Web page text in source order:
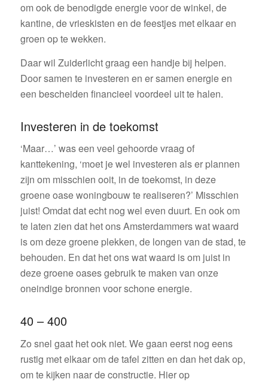
om ook de benodigde energie voor de winkel, de
kantine, de vrieskisten en de feestjes met elkaar en
groen op te wekken.
Daar wil Zuiderlicht graag een handje bij helpen.
Door samen te investeren en er samen energie en
een bescheiden financieel voordeel uit te halen.
Investeren in de toekomst
‘Maar…’ was een veel gehoorde vraag of
kanttekening, ‘moet je wel investeren als er plannen
zijn om misschien ooit, in de toekomst, in deze
groene oase woningbouw te realiseren?’ Misschien
juist! Omdat dat echt nog wel even duurt. En ook om
te laten zien dat het ons Amsterdammers wat waard
is om deze groene plekken, de longen van de stad, te
behouden. En dat het ons wat waard is om juist in
deze groene oases gebruik te maken van onze
oneindige bronnen voor schone energie.
40 – 400
Zo snel gaat het ook niet. We gaan eerst nog eens
rustig met elkaar om de tafel zitten en dan het dak op,
om te kijken naar de constructie. Hier op